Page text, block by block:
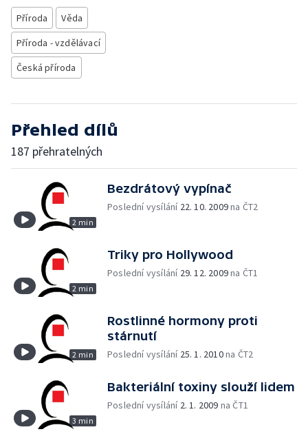
Příroda
Věda
Příroda - vzdělávací
Česká příroda
Přehled dílů
187 přehratelných
2 min
Bezdrátový vypínač
Poslední vysílání 22. 10. 2009na ČT2
2 min
Triky pro Hollywood
Poslední vysílání 29. 12. 2009na ČT1
2 min
Rostlinné hormony proti
stárnutí
Poslední vysílání 25. 1. 2010na ČT2
3 min
Bakteriální toxiny slouží lidem
Poslední vysílání 2. 1. 2009 na ČT1